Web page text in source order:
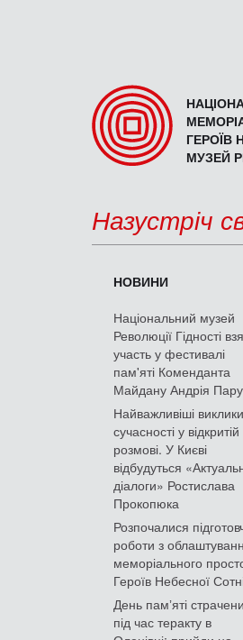
ГЕРОЇВ
МУЗЕЙ
Назустріч
НОВИНИ
Національний музей
Революції Гідності
участь у фестивалі
пам'яті Коменданта
Майдану Андрія
Найважливіші виклики
сучасності у відкритій
розмові. У Києві
відбудуться
діалоги» Ростислава
Прокопюка
Розпочалися
роботи з
меморіального
Героїв Небесної
День памʼяті
під час теракту в